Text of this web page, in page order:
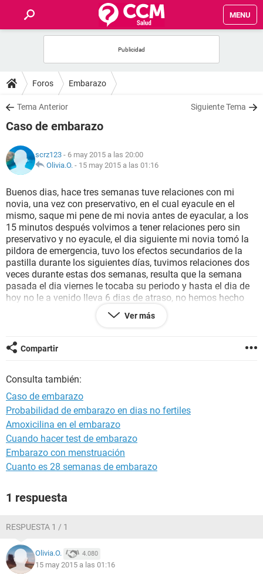
MENU
FOROS
SALUD
NUTRICIÓN
BIENESTAR
SEXUALIDAD
GLOSARIO
Foros Embarazo
Tema Anterior Siguiente Tema
Caso de embarazo
scrz123 - 6 may 2015 a las 20:00
Olivia.O. - 15 may 2015 a las 01:16
Buenos dias, hace tres semanas tuve relaciones con mi
novia, una vez con preservativo, en el cual eyacule en el
mismo, saque mi pene de mi novia antes de eyacular, a los
15 minutos después volvimos a tener relaciones pero sin
preservativo y no eyacule, el dia siguiente mi novia tomó la
pildora de emergencia, tuvo los efectos secundarios de la
pastilla durante los siguientes días, tuvimos relaciones dos
veces durante estas dos semanas, resulta que la semana
pasada el dia viernes le tocaba su periodo y hasta el dia de
hoy no le a venido lleva 6 dias de atraso, no hemos hecho
una prueba de embarazo, pero la haremos, y mi pregunta es
que el atraso del periodo es efecto de la pildora o no? Y si no
Ver más
Compartir
Consulta también:
Caso de embarazo
Probabilidad de embarazo en dias no fertiles
Amoxicilina en el embarazo
Cuando hacer test de embarazo
Embarazo con menstruación
Cuanto es 28 semanas de embarazo
1 respuesta
RESPUESTA 1 / 1
Olivia.O. 4.080
15 may 2015 a las 01:16